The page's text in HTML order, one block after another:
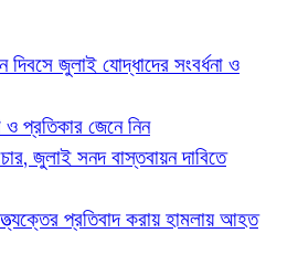
জুলাই যোদ্ধাদের সংবর্ধনা ও
প্রতিকার জেনে নিন
জুলাই সনদ বাস্তবায়ন দাবিতে
প্রতিবাদ করায় হামলায় আহত